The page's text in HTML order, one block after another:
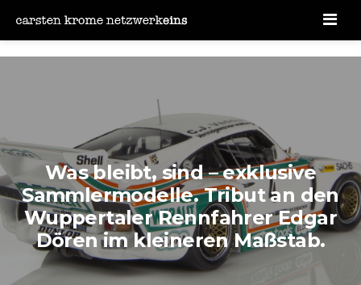
Was bleibt, sind – exklusive
Sammlermodelle. Tribut an den
Wuppertaler Rennfahrer Edgar
Dören im kleineren Maßstab.